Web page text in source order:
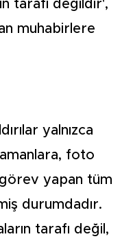
tarafı değildir',
muhabirlere
yalnızca
foto
yapan tüm
durumdadır.
tarafı değil,